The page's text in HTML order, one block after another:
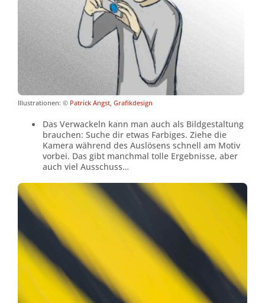
Illustrationen: © Patrick Angst, Grafikdesign
Das Verwackeln kann man auch als Bildgestaltung
brauchen: Suche dir etwas Farbiges. Ziehe die
Kamera während des Auslösens schnell am Motiv
vorbei. Das gibt manchmal tolle Ergebnisse, aber
auch viel Ausschuss…